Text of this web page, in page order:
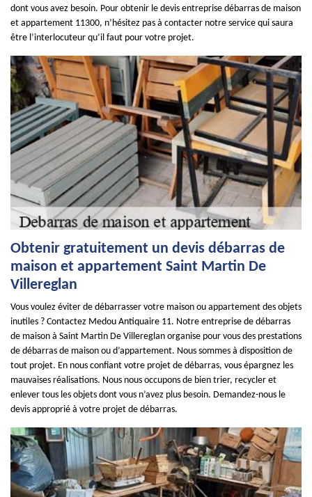
dont vous avez besoin. Pour obtenir le devis entreprise débarras de maison
et appartement 11300, n’hésitez pas à contacter notre service qui saura
être l’interlocuteur qu’il faut pour votre projet.
Obtenir gratuitement un devis débarras de
maison et appartement Saint Martin De
Villereglan
Vous voulez éviter de débarrasser votre maison ou appartement des objets
inutiles ? Contactez Medou Antiquaire 11. Notre entreprise de débarras
de maison à Saint Martin De Villereglan organise pour vous des prestations
de débarras de maison ou d’appartement. Nous sommes à disposition de
tout projet. En nous confiant votre projet de débarras, vous épargnez les
mauvaises réalisations. Nous nous occupons de bien trier, recycler et
enlever tous les objets dont vous n’avez plus besoin. Demandez-nous le
devis approprié à votre projet de débarras.